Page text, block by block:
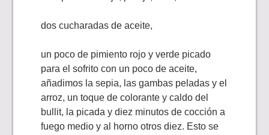
dos cucharadas de aceite,
un poco de pimiento rojo y verde picado
para el sofrito con un poco de aceite,
añadimos la sepia, las gambas peladas y el
arroz, un toque de colorante y caldo del
bullit, la picada y diez minutos de cocción a
fuego medio y al horno otros diez. Esto se